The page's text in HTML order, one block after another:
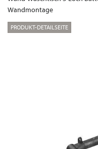
Wandmontage
PRODUKT-DETAILSEITE